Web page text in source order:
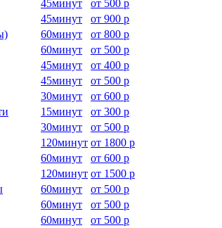
45минут от 500 р
45минут от 900 р
60минут от 800 р
60минут от 500 р
45минут от 400 р
45минут от 500 р
30минут от 600 р
15минут от 300 р
30минут от 500 р
120минут от 1800 р
60минут от 600 р
120минут от 1500 р
60минут от 500 р
60минут от 500 р
60минут от 500 р